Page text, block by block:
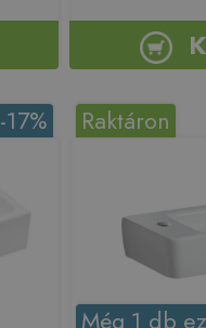
-17% Raktáron
Még 1 db